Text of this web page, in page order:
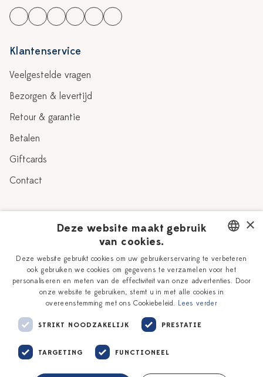
Klantenservice
Veelgestelde vragen
Bezorgen & levertijd
Retour & garantie
Betalen
Giftcards
Contact
Verhaal
Onze plateelschilders
Delfts Blauw
Workshops
Vacatures
Zakelijk
DUTCH
ENGLISH
×
Deze website maakt gebruik
van cookies.
Deze website gebruikt cookies om uw gebruikerservaring te verbeteren
ook gebruiken we cookies om gegevens te verzamelen voor het
personaliseren en meten van de effectiviteit van onze advertenties. Door
onze website te gebruiken, stemt u in met alle cookies in
overeenstemming met ons Cookiebeleid. Lees verder
STRIKT NOODZAKELIJK PRESTATIE
TARGETING FUNCTIONEEL